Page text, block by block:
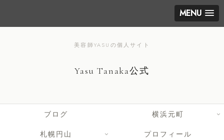
MENU
美容師YASUの個人サイト
Yasu Tanaka公式
ブログ
横浜元町
札幌円山
プロフィール